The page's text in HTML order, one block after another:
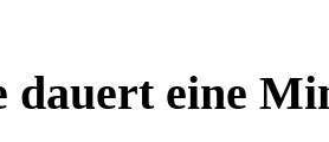
dauert eine